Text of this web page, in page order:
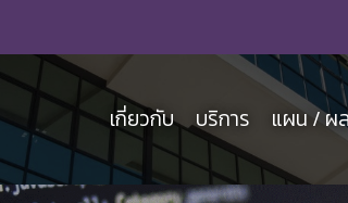
เกี่ยวกับ บริการ แผน / ผ